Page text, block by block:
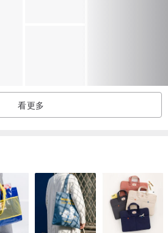
痕迹，不如机制般完美和对齐，请仔细
退换货
看更多